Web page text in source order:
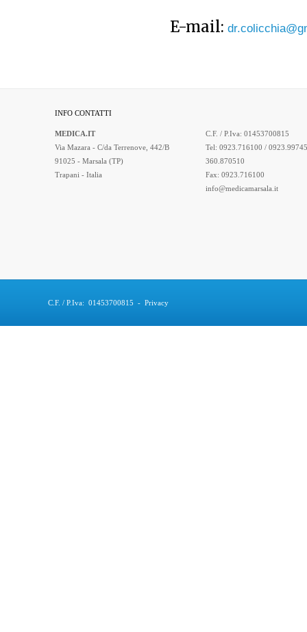
E-mail:
INFO CONTATTI
MEDICA.IT
Via Mazara - C/da Terrenove, 442/B
91025 - Marsala (TP)
Trapani - Italia
C.F. / P.Iva: 01453700815
Tel: 0923.716100 /
360.870510
Fax: 0923.716100
info@medicamarsala.it
C.F. / P.Iva: 01453700815 - Privacy